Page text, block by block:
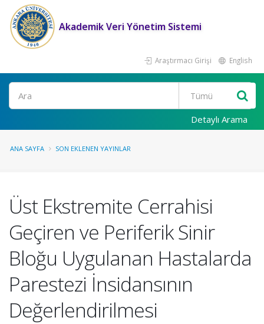
Akademik Veri Yönetim Sistemi
Araştırmacı Girişi English
Ara
Detaylı Arama
ANA SAYFA SON EKLENEN YAYINLAR
Üst Ekstremite Cerrahisi
Geçiren ve Periferik Sinir
Bloğu Uygulanan Hastalarda
Parestezi İnsidansının
Değerlendirilmesi